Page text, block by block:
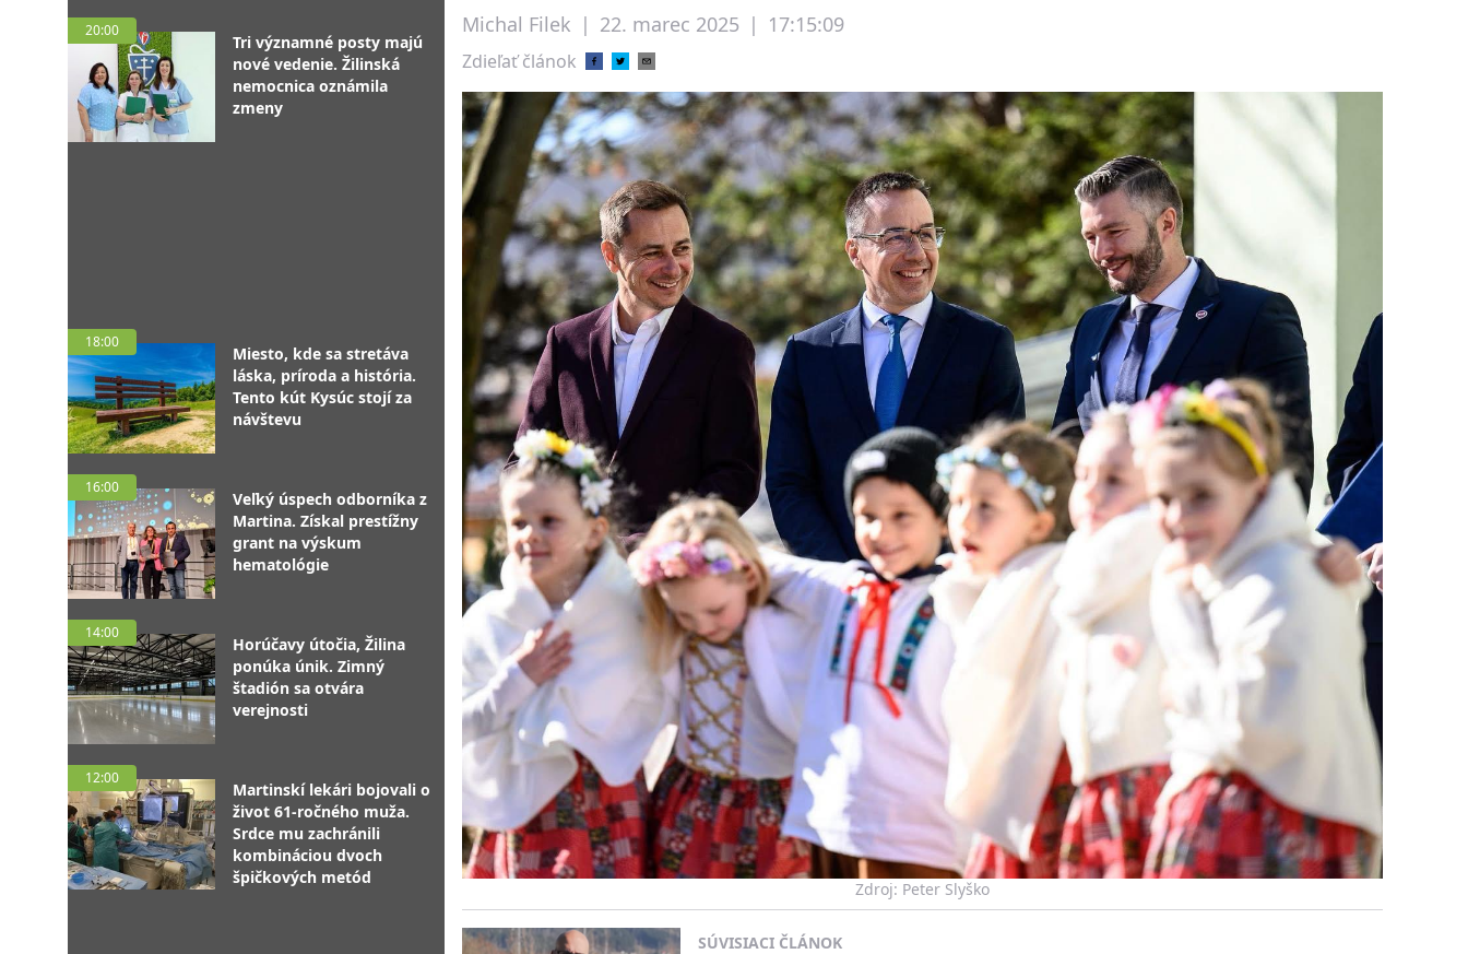
20:00
Tri významné posty majú
nové vedenie. Žilinská
nemocnica oznámila
zmeny
18:00
Miesto, kde sa stretáva
láska, príroda a história.
Tento kút Kysúc stojí za
návštevu
16:00
Veľký úspech odborníka z
Martina. Získal prestížny
grant na výskum
hematológie
14:00
Horúčavy útočia, Žilina
ponúka únik. Zimný
štadión sa otvára
verejnosti
12:00
Martinskí lekári bojovali o
život 61-ročného muža.
Srdce mu zachránili
kombináciou dvoch
špičkových metód
Michal Filek | 22. marec 2025 | 17:15:09
Zdieľať článok
Zdroj: Peter Slyško
SÚVISIACI ČLÁNOK